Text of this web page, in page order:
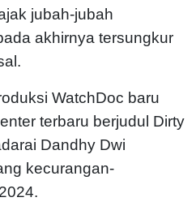
jubah-jubah
akhirnya tersungkur
WatchDoc baru
terbaru berjudul Dirty
Dandhy Dwi
kecurangan-